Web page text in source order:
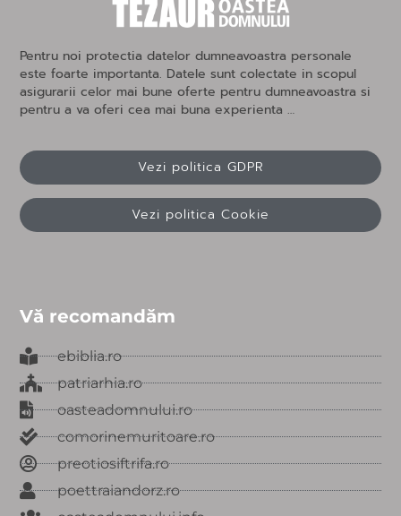
Pentru noi protectia datelor dumneavoastra personale
este foarte importanta. Datele sunt colectate in scopul
asigurarii celor mai bune oferte pentru dumneavoastra si
pentru a va oferi cea mai buna experienta …
Vezi politica GDPR
Vezi politica Cookie
Vă recomandăm
ebiblia.ro
patriarhia.ro
oasteadomnului.ro
comorinemuritoare.ro
preotiosiftrifa.ro
poettraiandorz.ro